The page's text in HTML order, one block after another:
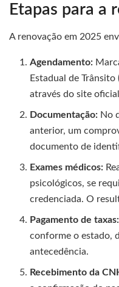
Etapas para a
A renovação em 2025
Agendamento:
Estadual de
através do site
Documentação: No
anterior, um
documento de
Exames médicos:
psicológicos, se
credenciada. O
Pagamento de taxas:
conforme o estado,
antecedência.
Recebimento da